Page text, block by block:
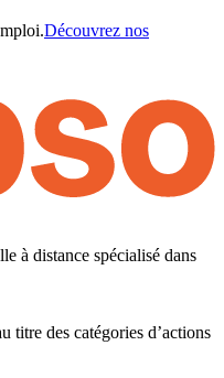
Découvrez nos
à distance spécialisé dans
titre des catégories d’actions